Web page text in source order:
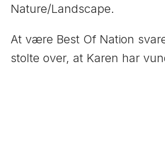
Nature/Landscape.
At være Best Of Nation
stolte over, at Karen har